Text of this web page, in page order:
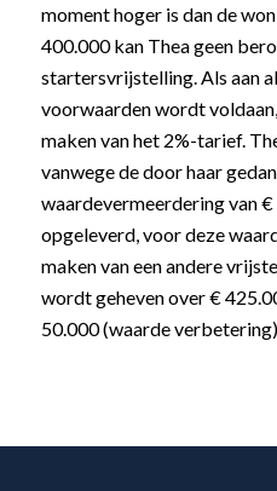
moment hoger is dan de
400.000 kan Thea geen
startersvrijstelling. Als aan
voorwaarden wordt
maken van het 2%-tarief.
vanwege de door haar
waardevermeerdering van
opgeleverd, voor deze
maken van een andere
wordt geheven over €
50.000 (waarde